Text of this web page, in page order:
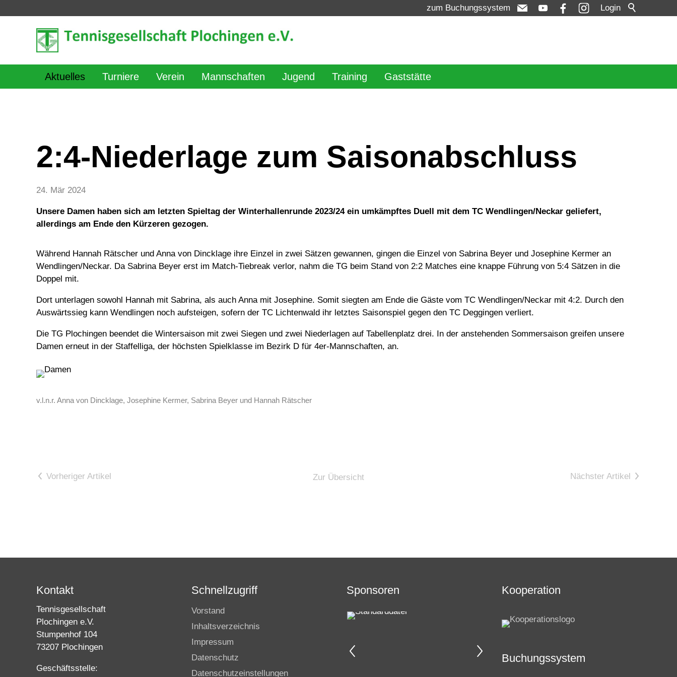
Login
zum Buchungssystem
Aktuelles Turniere Verein Mannschaften Jugend Training Gaststätte
2:4-Niederlage zum Saisonabschluss
24. Mär 2024
Unsere Damen haben sich am letzten Spieltag der Winterhallenrunde 2023/24 ein umkämpftes Duell mit dem TC Wendlingen/Neckar geliefert,
allerdings am Ende den Kürzeren gezogen.
Während Hannah Rätscher und Anna von Dincklage ihre Einzel in zwei Sätzen gewannen, gingen die Einzel von Sabrina Beyer und Josephine Kermer an
Wendlingen/Neckar. Da Sabrina Beyer erst im Match-Tiebreak verlor, nahm die TG beim Stand von 2:2 Matches eine knappe Führung von 5:4 Sätzen in die
Doppel mit.
Dort unterlagen sowohl Hannah mit Sabrina, als auch Anna mit Josephine. Somit siegten am Ende die Gäste vom TC Wendlingen/Neckar mit 4:2. Durch den
Auswärtssieg kann Wendlingen noch aufsteigen, sofern der TC Lichtenwald ihr letztes Saisonspiel gegen den TC Deggingen verliert.
Die TG Plochingen beendet die Wintersaison mit zwei Siegen und zwei Niederlagen auf Tabellenplatz drei. In der anstehenden Sommersaison greifen unsere
Damen erneut in der Staffelliga, der höchsten Spielklasse im Bezirk D für 4er-Mannschaften, an.
v.l.n.r. Anna von Dincklage, Josephine Kermer, Sabrina Beyer und Hannah Rätscher
Vorheriger Artikel Zur Übersicht Nächster Artikel
Kontakt
Tennisgesellschaft
Plochingen e.V.
Stumpenhof 104
73207 Plochingen
Geschäftsstelle:
Schnellzugriff
Vorstand
Inhaltsverzeichnis
Impressum
Datenschutz
Datenschutzeinstellungen
Sponsoren Kooperation
Buchungssystem